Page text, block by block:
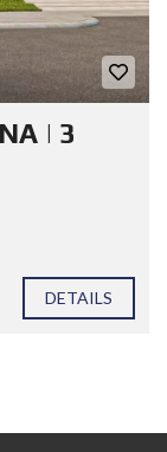
| 3
DETAILS